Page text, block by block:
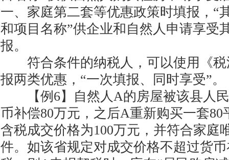
一、家庭第二套等优惠政策时填报，“
和项目名称”供企业和自然人申请享受
报。
符合条件的纳税人，可以使用《税
报两类优惠，“一次填报、同时享受”。
【例6】自然人A的房屋被该县人民
币补偿80万元，之后A重新购买一套80
含税成交价格为100万元，并符合家庭
件。如该省规定对成交价格不超过货